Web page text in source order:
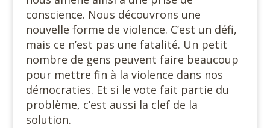
conscience. Nous découvrons une
nouvelle forme de violence. C’est un défi,
mais ce n’est pas une fatalité. Un petit
nombre de gens peuvent faire beaucoup
pour mettre fin à la violence dans nos
démocraties. Et si le vote fait partie du
problème, c’est aussi la clef de la
solution.